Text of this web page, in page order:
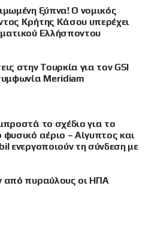
ξύπνα! Ο νομικός
Κρήτης Κάσου υπερέχει
Ελλήσποντου
στην Τουρκία για τον GSI
Meridiam
το σχέδιο για το
φυσικό αέριο – Αίγυπτος και
ενεργοποιούν τη σύνδεση με
από πυραύλους οι ΗΠΑ